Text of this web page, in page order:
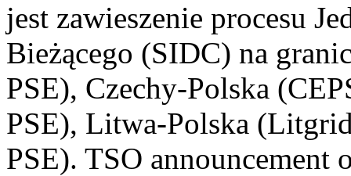
jest zawieszenie procesu
Bieżącego (SIDC) na
PSE), Czechy-Polska
PSE), Litwa-Polska
PSE). TSO announcement